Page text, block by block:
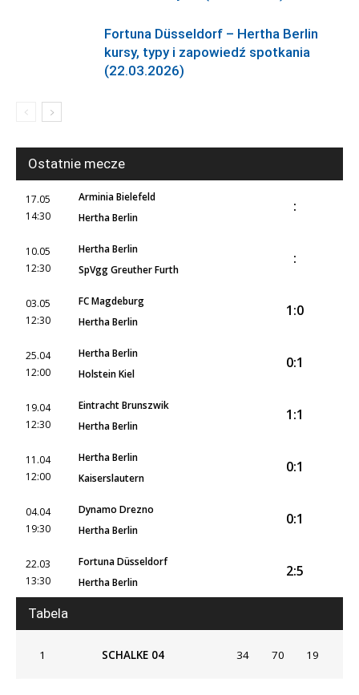
Fortuna Düsseldorf – Hertha Berlin
kursy, typy i zapowiedź spotkania
(22.03.2026)
Ostatnie mecze
17.05
14:30
Arminia Bielefeld
Hertha Berlin
:
10.05
12:30
Hertha Berlin
SpVgg Greuther Furth
:
03.05
12:30
FC Magdeburg
Hertha Berlin
1:0
25.04
12:00
Hertha Berlin
Holstein Kiel
0:1
19.04
12:30
Eintracht Brunszwik
Hertha Berlin
1:1
11.04
12:00
Hertha Berlin
Kaiserslautern
0:1
04.04
19:30
Dynamo Drezno
Hertha Berlin
0:1
22.03
13:30
Fortuna Düsseldorf
Hertha Berlin
2:5
Tabela
1 SCHALKE 04 34 70 19